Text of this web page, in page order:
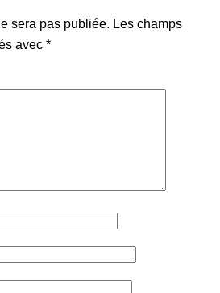
sera pas publiée. Les champs
avec *